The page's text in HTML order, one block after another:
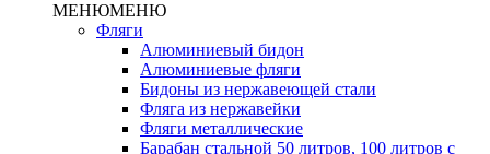
МЕНЮМЕНЮ
Фляги
Алюминиевый бидон
Алюминиевые фляги
Бидоны из нержавеющей стали
Фляга из нержавейки
Фляги металлические
Барабан стальной 50 литров, 100 литров с